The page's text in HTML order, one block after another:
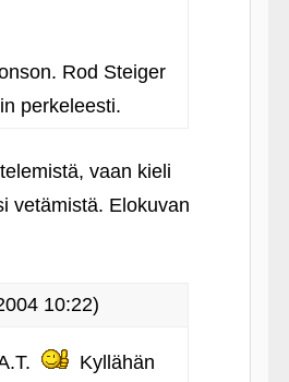
Rod Steiger
perkeleesti.
vaan kieli
vetämistä. Elokuvan
10:22)
Kyllähän